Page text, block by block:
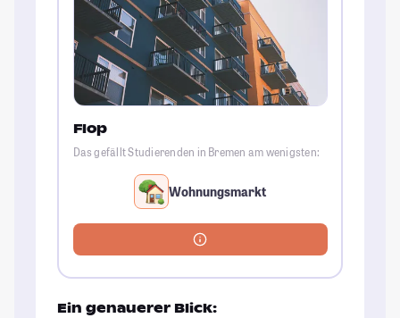
Flop
Das gefällt Studierenden in Bremen am wenigsten:
Wohnungsmarkt
Ein genauerer Blick: